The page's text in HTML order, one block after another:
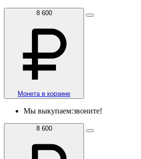
8 600
Монета в корзине
Мы выкупаем:звоните!
8 600